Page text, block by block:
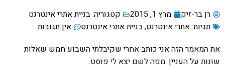
רן בר-זיק מרץ 1, 2015 קטגוריה:בניית אתרי אינטרנט
תגיות:אתרי אינטרנט,בניית אתרי אינטרנט
אין תגובות
את המאמר הזה אני כותב אחרי שקיבלתי השבוע חמש שאלות
שונות על העניין. מפה לשם יצא לי פוסט.